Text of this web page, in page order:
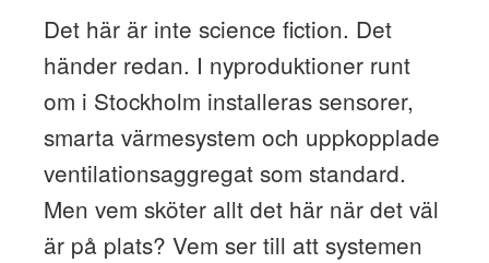
Det här är inte science fiction. Det
händer redan. I nyproduktioner runt
om i Stockholm installeras sensorer,
smarta värmesystem och uppkopplade
ventilationsaggregat som standard.
Men vem sköter allt det här när det väl
är på plats? Vem ser till att systemen